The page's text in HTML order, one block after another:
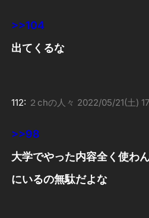
>>104
出てくるな
112: ２chの人々 2022/05/21(土)
>>98
大学でやった内容全く使わ
にいるの無駄だよな